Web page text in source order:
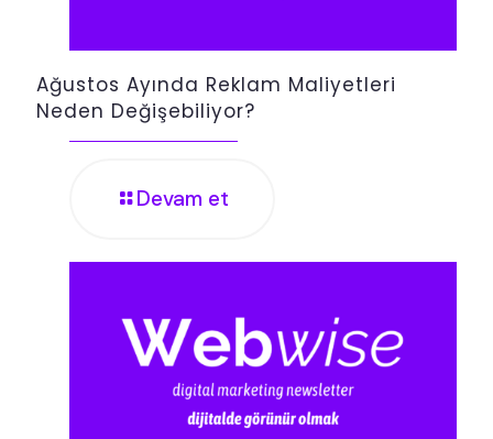
Ağustos Ayında Reklam Maliyetleri
Neden Değişebiliyor?
Devam et